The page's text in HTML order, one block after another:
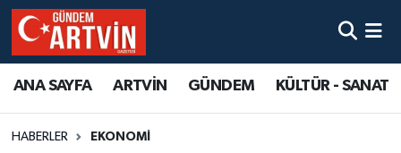
ANA SAYFA ARTVİN GÜNDEM KÜLTÜR - SANAT
HABERLER EKONOMİ